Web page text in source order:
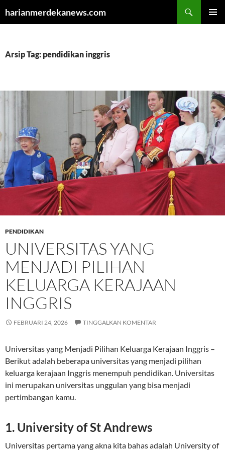
harianmerdekanews.com
Arsip Tag: pendidikan inggris
PENDIDIKAN
UNIVERSITAS YANG
MENJADI PILIHAN
KELUARGA KERAJAAN
INGGRIS
FEBRUARI 24, 2026 TINGGALKAN KOMENTAR
Universitas yang Menjadi Pilihan Keluarga Kerajaan Inggris –
Berikut adalah beberapa universitas yang menjadi pilihan
keluarga kerajaan Inggris menempuh pendidikan. Universitas
ini merupakan universitas unggulan yang bisa menjadi
pertimbangan kamu.
1. University of St Andrews
Universitas pertama yang akna kita bahas adalah University of